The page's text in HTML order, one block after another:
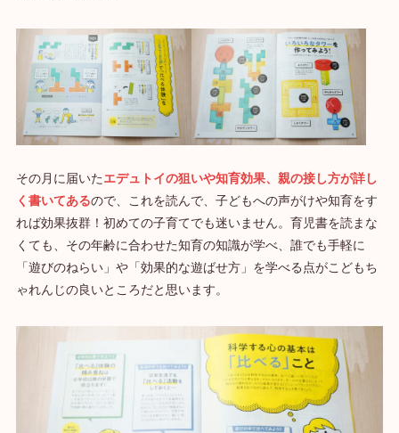
その月に届いたエデュトイの狙いや知育効果、親の接し方が詳し
く書いてあるので、これを読んで、子どもへの声がけや知育をす
れば効果抜群！初めての子育てでも迷いません。育児書を読まな
くても、その年齢に合わせた知育の知識が学べ、誰でも手軽に
「遊びのねらい」や「効果的な遊ばせ方」を学べる点がこどもち
ゃれんじの良いところだと思います。